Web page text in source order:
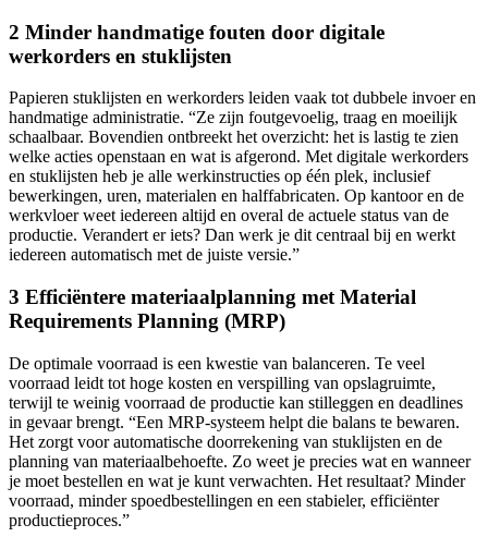
2 Minder handmatige fouten door digitale
werkorders en stuklijsten
Papieren stuklijsten en werkorders leiden vaak tot dubbele invoer en
handmatige administratie. “Ze zijn foutgevoelig, traag en moeilijk
schaalbaar. Bovendien ontbreekt het overzicht: het is lastig te zien
welke acties openstaan en wat is afgerond. Met digitale werkorders
en stuklijsten heb je alle werkinstructies op één plek, inclusief
bewerkingen, uren, materialen en halffabricaten. Op kantoor en de
werkvloer weet iedereen altijd en overal de actuele status van de
productie. Verandert er iets? Dan werk je dit centraal bij en werkt
iedereen automatisch met de juiste versie.”
3 Efficiëntere materiaalplanning met Material
Requirements Planning (MRP)
De optimale voorraad is een kwestie van balanceren. Te veel
voorraad leidt tot hoge kosten en verspilling van opslagruimte,
terwijl te weinig voorraad de productie kan stilleggen en deadlines
in gevaar brengt. “Een MRP-systeem helpt die balans te bewaren.
Het zorgt voor automatische doorrekening van stuklijsten en de
planning van materiaalbehoefte. Zo weet je precies wat en wanneer
je moet bestellen en wat je kunt verwachten. Het resultaat? Minder
voorraad, minder spoedbestellingen en een stabieler, efficiënter
productieproces.”